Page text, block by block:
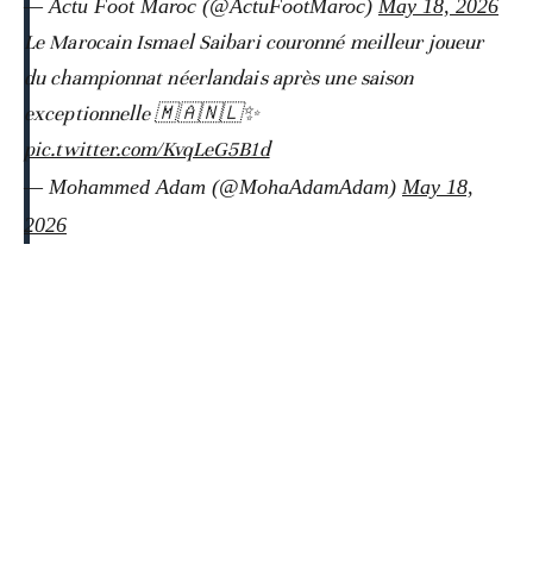
— Actu Foot Maroc (@ActuFootMaroc) May 18, 2026
Le Marocain Ismael Saibari couronné meilleur joueur
du championnat néerlandais après une saison
exceptionnelle 🇲🇦🇳🇱✨
pic.twitter.com/KvqLeG5B1d
— Mohammed Adam (@MohaAdamAdam) May 18,
2026